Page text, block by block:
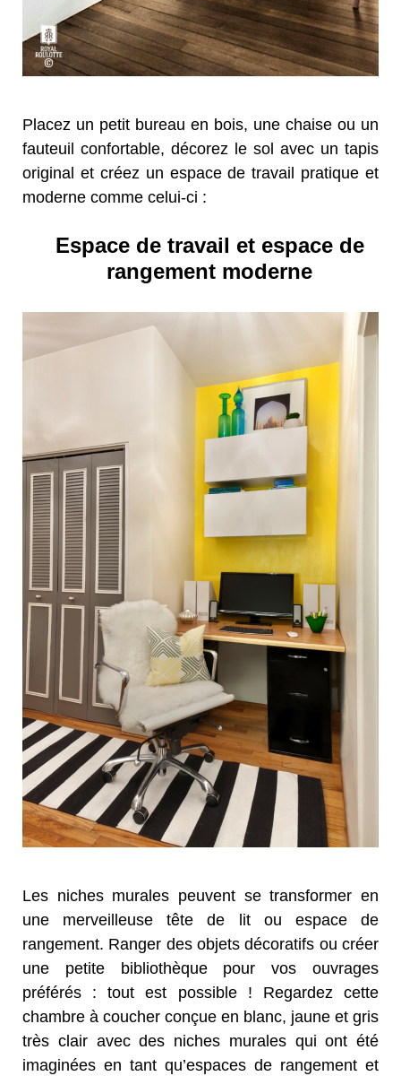
Placez un petit bureau en bois, une chaise ou un
fauteuil confortable, décorez le sol avec un tapis
original et créez un espace de travail pratique et
moderne comme celui-ci :
Espace de travail et espace de
rangement moderne
Les niches murales peuvent se transformer en
une merveilleuse tête de lit ou espace de
rangement. Ranger des objets décoratifs ou créer
une petite bibliothèque pour vos ouvrages
préférés : tout est possible ! Regardez cette
chambre à coucher conçue en blanc, jaune et gris
très clair avec des niches murales qui ont été
imaginées en tant qu’espaces de rangement et